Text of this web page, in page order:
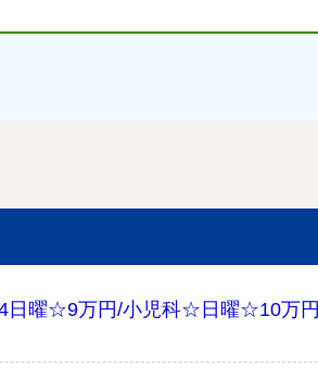
日曜☆9万円/小児科☆日曜☆10万円